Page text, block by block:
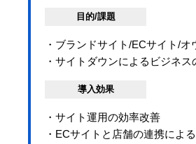
目的/課題
・ブランドサイト/ECサイト/
・サイトダウンによるビジネ
導入効果
・サイト運用の効率改善
・ECサイトと店舗の連携によ